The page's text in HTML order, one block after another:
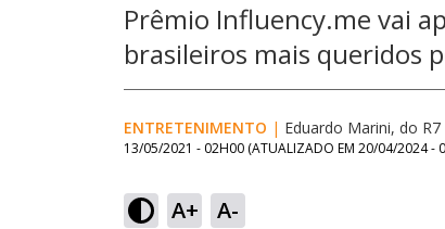
Prêmio Influency.me vai
brasileiros mais queridos
ENTRETENIMENTO | Eduardo Marini, do R7
13/05/2021 - 02H00 (ATUALIZADO EM 20/04/2024 -
A+ A-